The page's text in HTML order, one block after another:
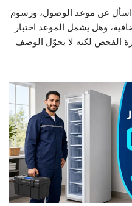
اسأل عن موعد الوصول، ورسوم
وهل يشمل الموعد اختبار
الفحص لكنه لا يحوّل الوصف